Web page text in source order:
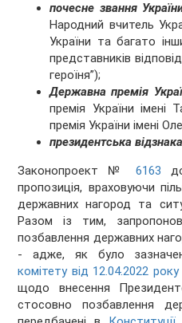
почесне звання
Народний вчитель
України та багато
представників
героїня”);
Державна премія
премія України
премія України імені
президентська
Законопроект № 6163
пропозиція, враховуючи
державних нагород та
Разом із тим,
позбавлення державних
- адже, як було
комітету від 12.04.2022 року
щодо внесення
стосовно позбавлення